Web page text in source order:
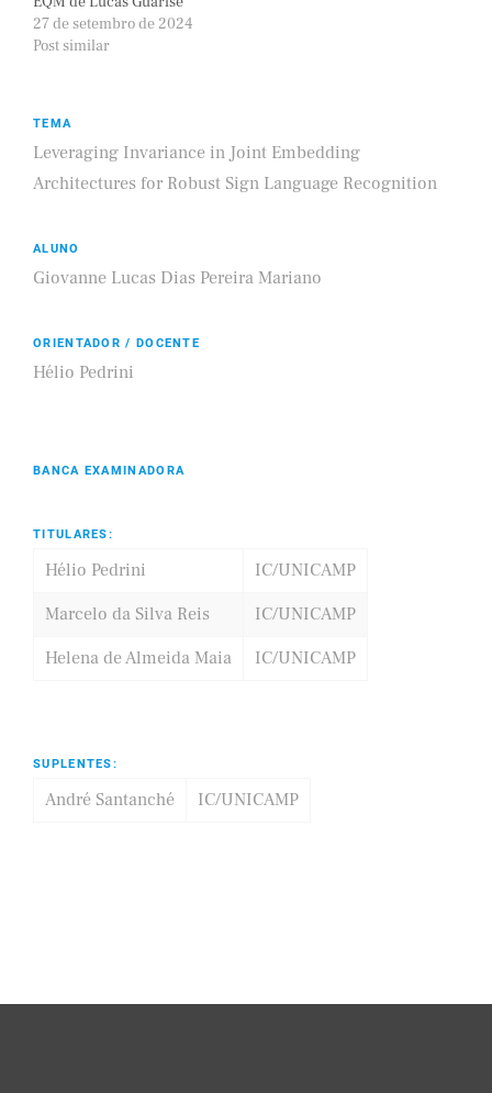
27 de setembro de 2024
Post similar
TEMA
Leveraging Invariance in Joint Embedding
Architectures for Robust Sign Language Recognition
ALUNO
Giovanne Lucas Dias Pereira Mariano
ORIENTADOR / DOCENTE
Hélio Pedrini
BANCA EXAMINADORA
TITULARES:
Hélio Pedrini
IC/UNICAMP
Marcelo da Silva Reis
IC/UNICAMP
Helena de Almeida Maia
IC/UNICAMP
SUPLENTES:
André Santanché IC/UNICAMP